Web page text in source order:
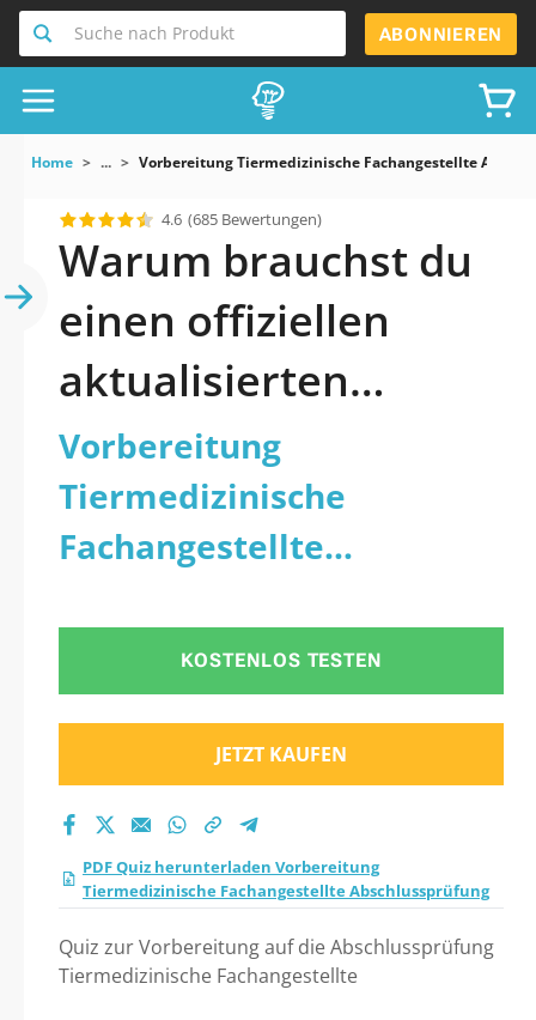
Suche nach Produkt ABONNIEREN
Home ... Vorbereitung Tiermedizinische Fachangestellte
4.6 (685 Bewertungen)
Warum brauchst du
einen offiziellen
aktualisierten
Vorbereitung
Tiermedizinische
Fachangestellte
Abschlussprüfung
Praxistest 2026?
Vorbereitung
Tiermedizinische
Fachangestellte
KOSTENLOS TESTEN
JETZT KAUFEN
PDF Quiz herunterladen Vorbereitung
Tiermedizinische Fachangestellte Abschlussprüfung
Quiz zur Vorbereitung auf die Abschlussprüfung
Tiermedizinische Fachangestellte